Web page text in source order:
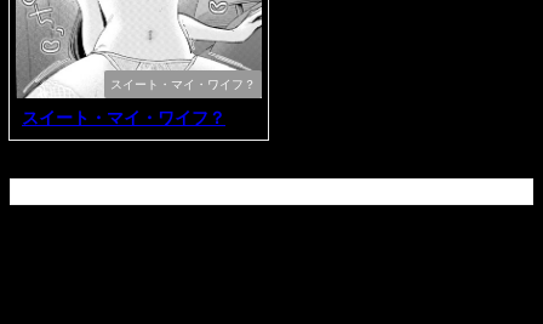
スイート・マイ・ワイフ？
スイート・マイ・ワイフ？